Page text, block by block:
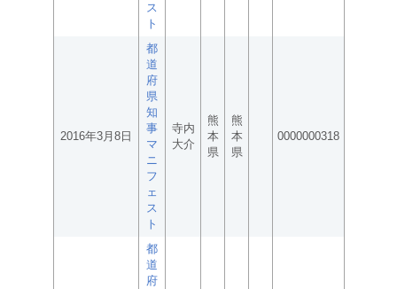
ス
ト
2016年3月8日
都
道
府
県
知
事
マ
ニ
フ
ェ
ス
ト
寺内
大介
熊
本
県
熊
本
県
0000000318
都
道
府